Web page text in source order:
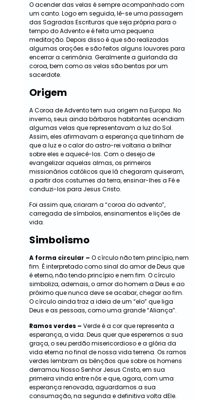
O acender das velas é sempre acompanhado com
um canto. Logo em seguida, lê-se uma passagem
das Sagradas Escrituras que seja própria para o
tempo do Advento e é feita uma pequena
meditação. Depois disso é que são realizadas
algumas orações e são feitos alguns louvores para
encerrar a cerimônia. Geralmente a guirlanda da
coroa, bem como as velas são bentas por um
sacerdote.
Origem
A Coroa de Advento tem sua origem na Europa. No
inverno, seus ainda bárbaros habitantes acendiam
algumas velas que representavam a luz do Sol.
Assim, eles afirmavam a esperança que tinham de
que a luz e o calor do astro-rei voltaria a brilhar
sobre eles e aquecê-los. Com o desejo de
evangelizar aquelas almas, os primeiros
missionários católicos que lá chegaram quiseram,
a partir dos costumes da terra, ensinar-lhes a Fé e
conduzi-los para Jesus Cristo.
Foi assim que, criaram a “coroa do advento”,
carregada de símbolos, ensinamentos e lições de
vida.
Simbolismo
A forma circular – O círculo não tem princípio, nem
fim. É interpretado como sinal do amor de Deus que
é eterno, não tendo princípio e nem fim. O círculo
simboliza, ademais, o amor do homem a Deus e ao
próximo que nunca deve se acabar, chegar ao fim.
O círculo ainda traz a ideia de um “elo” que liga
Deus e as pessoas, como uma grande “Aliança”.
Ramos verdes – Verde é a cor que representa a
esperança, a vida. Deus quer que esperemos a sua
graça, o seu perdão misericordioso e a glória da
vida eterna no final de nossa vida terrena. Os ramos
verdes lembram as bênçãos que sobre os homens
derramou Nosso Senhor Jesus Cristo, em sua
primeira vinda entre nós e que, agora, com uma
esperança renovada, aguardamos a sua
consumação, na segunda e definitiva volta dEle.